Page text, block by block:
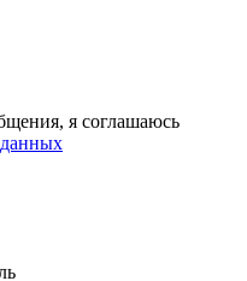
я соглашаюсь